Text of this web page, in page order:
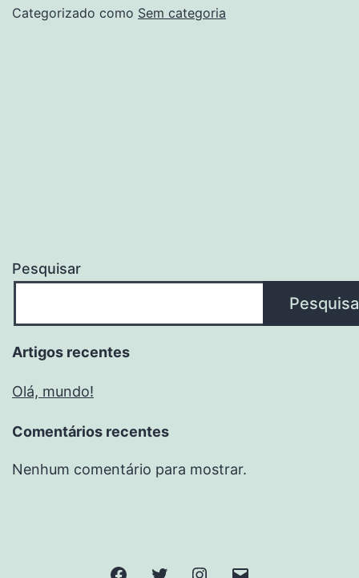
Categorizado como Sem categoria
Pesquisar
Artigos recentes
Olá, mundo!
Comentários recentes
Nenhum comentário para mostrar.
FacebookTwitter Instagram